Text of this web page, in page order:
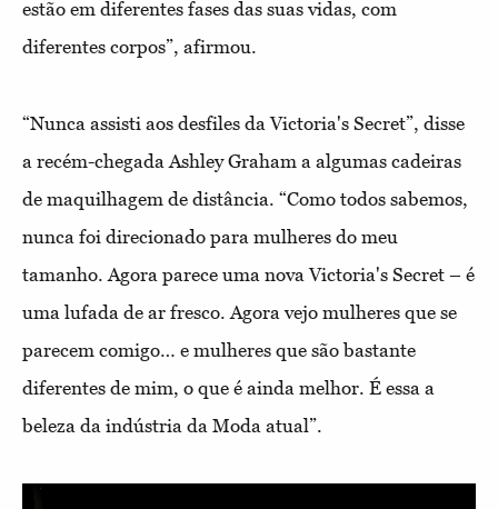
estão em diferentes fases das suas vidas, com
diferentes corpos”, afirmou.
“Nunca assisti aos desfiles da Victoria's Secret”, disse
a recém-chegada Ashley Graham a algumas cadeiras
de maquilhagem de distância. “Como todos sabemos,
nunca foi direcionado para mulheres do meu
tamanho. Agora parece uma nova Victoria's Secret – é
uma lufada de ar fresco. Agora vejo mulheres que se
parecem comigo… e mulheres que são bastante
diferentes de mim, o que é ainda melhor. É essa a
beleza da indústria da Moda atual”.